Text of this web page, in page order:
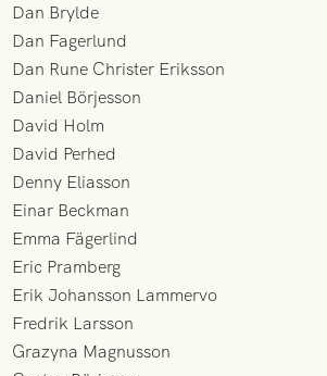
Dan Brylde
Dan Fagerlund
Dan Rune Christer Eriksson
Daniel Börjesson
David Holm
David Perhed
Denny Eliasson
Einar Beckman
Emma Fägerlind
Eric Pramberg
Erik Johansson Lammervo
Fredrik Larsson
Grazyna Magnusson